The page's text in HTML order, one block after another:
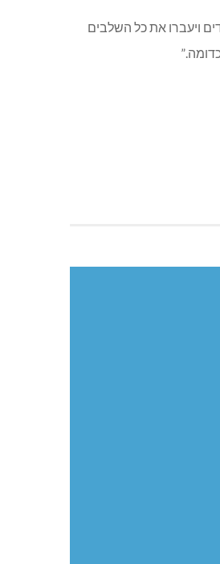
ויעברו את כל השלבים